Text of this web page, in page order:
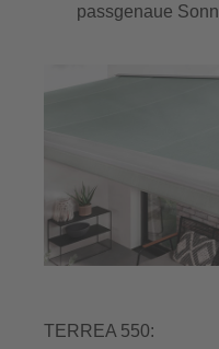
passgenaue
TERREA 550: